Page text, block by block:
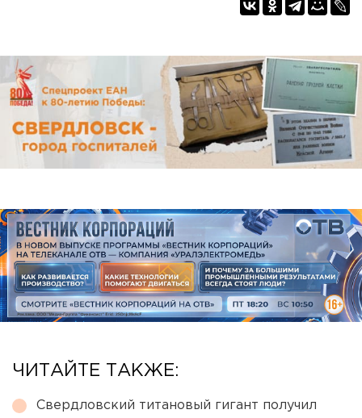
ЧИТАЙТЕ ТАКЖЕ:
Свердловский титановый гигант получил